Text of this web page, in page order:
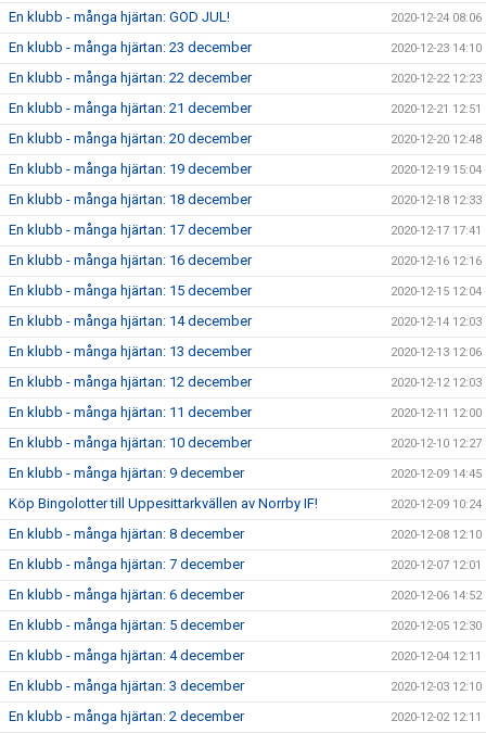
En klubb - många hjärtan: GOD JUL! 2020-12-24 08:06
En klubb - många hjärtan: 23 december 2020-12-23 14:10
En klubb - många hjärtan: 22 december 2020-12-22 12:23
En klubb - många hjärtan: 21 december 2020-12-21 12:51
En klubb - många hjärtan: 20 december 2020-12-20 12:48
En klubb - många hjärtan: 19 december 2020-12-19 15:04
En klubb - många hjärtan: 18 december 2020-12-18 12:33
En klubb - många hjärtan: 17 december 2020-12-17 17:41
En klubb - många hjärtan: 16 december 2020-12-16 12:16
En klubb - många hjärtan: 15 december 2020-12-15 12:04
En klubb - många hjärtan: 14 december 2020-12-14 12:03
En klubb - många hjärtan: 13 december 2020-12-13 12:06
En klubb - många hjärtan: 12 december 2020-12-12 12:03
En klubb - många hjärtan: 11 december 2020-12-11 12:00
En klubb - många hjärtan: 10 december 2020-12-10 12:27
En klubb - många hjärtan: 9 december 2020-12-09 14:45
Köp Bingolotter till Uppesittarkvällen av Norrby IF! 2020-12-09 10:24
En klubb - många hjärtan: 8 december 2020-12-08 12:10
En klubb - många hjärtan: 7 december 2020-12-07 12:01
En klubb - många hjärtan: 6 december 2020-12-06 14:52
En klubb - många hjärtan: 5 december 2020-12-05 12:30
En klubb - många hjärtan: 4 december 2020-12-04 12:11
En klubb - många hjärtan: 3 december 2020-12-03 12:10
En klubb - många hjärtan: 2 december 2020-12-02 12:11